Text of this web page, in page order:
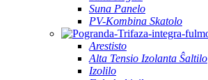
Suna Panelo
PV-Kombina Skatolo
Arestisto
Alta Tensio Izolanta Ŝaltilo
Izolilo